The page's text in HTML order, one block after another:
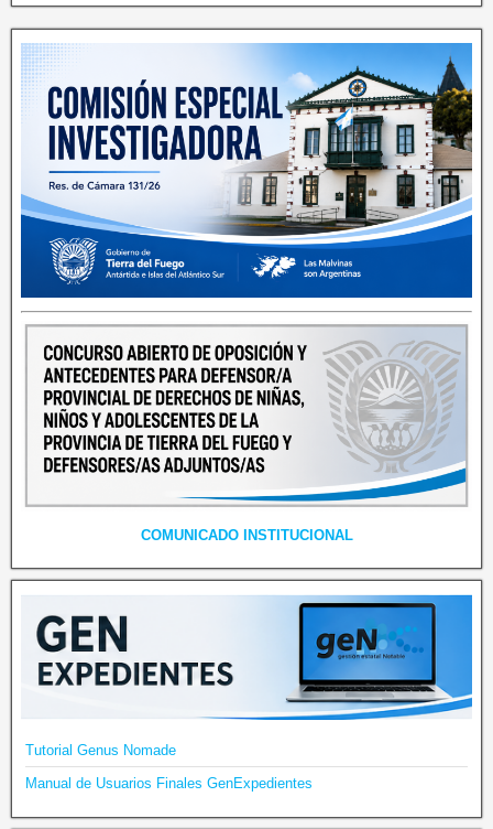
COMUNICADO INSTITUCIONAL
Tutorial Genus Nomade
Manual de Usuarios Finales GenExpedientes